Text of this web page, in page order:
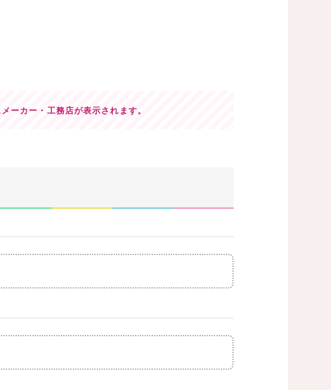
ーカー・工務店が表示されます。